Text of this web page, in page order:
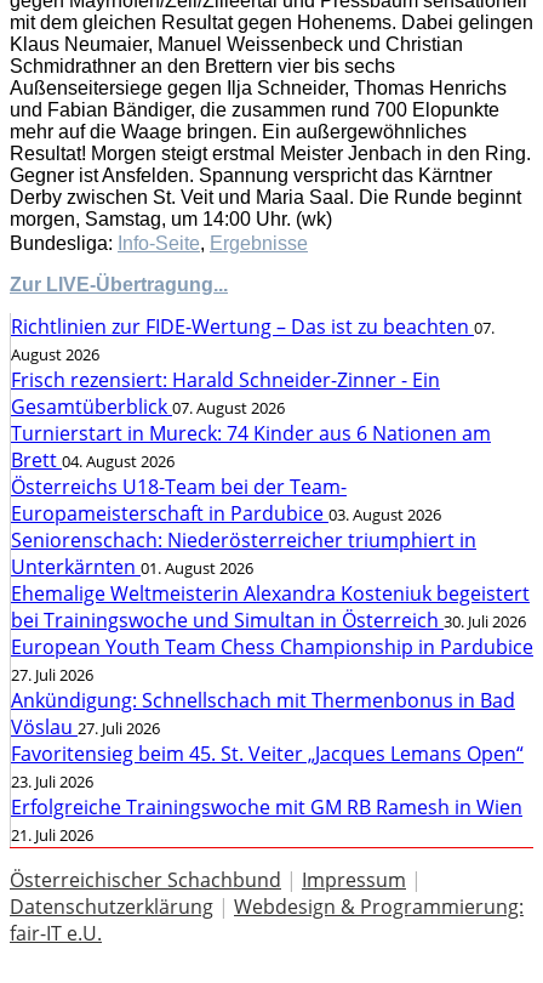
mit dem gleichen Resultat gegen Hohenems. Dabei gelingen
Klaus Neumaier, Manuel Weissenbeck und Christian
Schmidrathner an den Brettern vier bis sechs
Außenseitersiege gegen Ilja Schneider, Thomas Henrichs
und Fabian Bändiger, die zusammen rund 700 Elopunkte
mehr auf die Waage bringen. Ein außergewöhnliches
Resultat! Morgen steigt erstmal Meister Jenbach in den Ring.
Gegner ist Ansfelden. Spannung verspricht das Kärntner
Derby zwischen St. Veit und Maria Saal. Die Runde beginnt
morgen, Samstag, um 14:00 Uhr. (wk)
Bundesliga: Info-Seite, Ergebnisse
Zur LIVE-Übertragung...
Richtlinien zur FIDE-Wertung – Das ist zu beachten 07.
August 2026
Frisch rezensiert: Harald Schneider-Zinner - Ein
Gesamtüberblick 07. August 2026
Turnierstart in Mureck: 74 Kinder aus 6 Nationen am
Brett 04. August 2026
Österreichs U18-Team bei der Team-
Europameisterschaft in Pardubice 03. August 2026
Seniorenschach: Niederösterreicher triumphiert in
Unterkärnten 01. August 2026
Ehemalige Weltmeisterin Alexandra Kosteniuk begeistert
bei Trainingswoche und Simultan in Österreich 30. Juli 2026
European Youth Team Chess Championship in Pardubice
27. Juli 2026
Ankündigung: Schnellschach mit Thermenbonus in Bad
Vöslau 27. Juli 2026
Favoritensieg beim 45. St. Veiter „Jacques Lemans Open“
23. Juli 2026
Erfolgreiche Trainingswoche mit GM RB Ramesh in Wien
21. Juli 2026
Österreichischer Schachbund | Impressum |
Datenschutzerklärung | Webdesign & Programmierung:
fair-IT e.U.